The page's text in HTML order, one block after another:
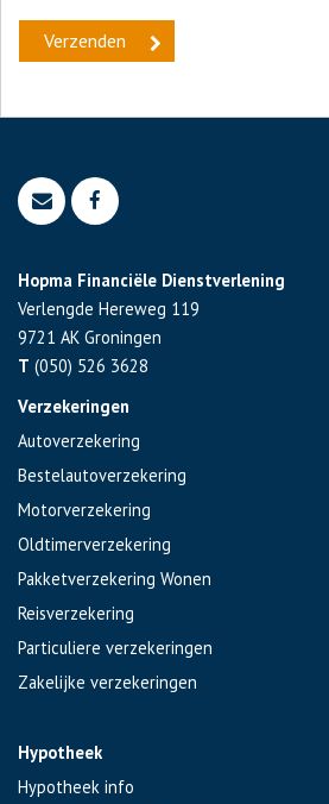
Hopma Financiële Dienstverlening
Verlengde Hereweg 119
9721 AK Groningen
T (050) 526 3628
Verzekeringen
Autoverzekering
Bestelautoverzekering
Motorverzekering
Oldtimerverzekering
Pakketverzekering Wonen
Reisverzekering
Particuliere verzekeringen
Zakelijke verzekeringen
Hypotheek
Hypotheek info